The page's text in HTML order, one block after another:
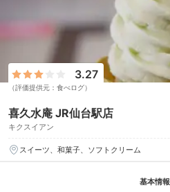
喜久水庵 JR仙台駅店
キクスイアン
3.27
（評価提供元：食べログ）
スイーツ、和菓子、ソフトクリーム
基本情報